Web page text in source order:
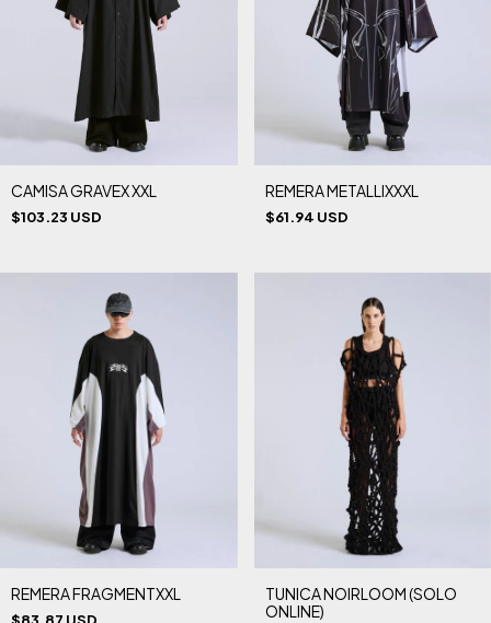
CAMISA GRAVEX XXL
$103.23 USD
REMERA METALLIXXXL
$61.94 USD
REMERA FRAGMENTXXL
TUNICA NOIRLOOM (SOLO
ONLINE)